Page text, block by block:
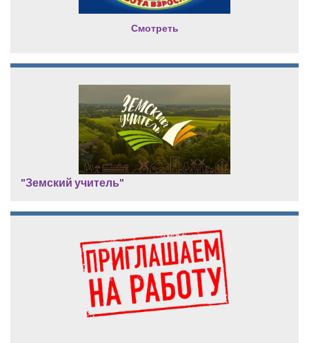
Смотреть
"Земский учитель"